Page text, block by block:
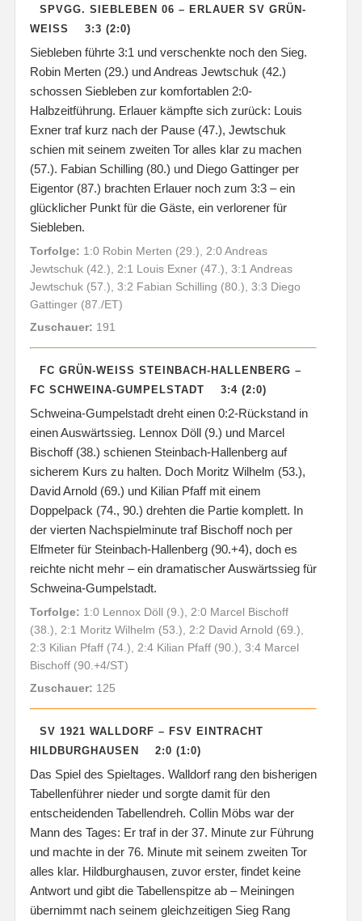
SPVGG. SIEBLEBEN 06 – ERLAUER SV GRÜN-
WEISS 3:3 (2:0)
Siebleben führte 3:1 und verschenkte noch den Sieg.
Robin Merten (29.) und Andreas Jewtschuk (42.)
schossen Siebleben zur komfortablen 2:0-
Halbzeitführung. Erlauer kämpfte sich zurück: Louis
Exner traf kurz nach der Pause (47.), Jewtschuk
schien mit seinem zweiten Tor alles klar zu machen
(57.). Fabian Schilling (80.) und Diego Gattinger per
Eigentor (87.) brachten Erlauer noch zum 3:3 – ein
glücklicher Punkt für die Gäste, ein verlorener für
Siebleben.
Torfolge: 1:0 Robin Merten (29.), 2:0 Andreas
Jewtschuk (42.), 2:1 Louis Exner (47.), 3:1 Andreas
Jewtschuk (57.), 3:2 Fabian Schilling (80.), 3:3 Diego
Gattinger (87./ET)
Zuschauer: 191
FC GRÜN-WEISS STEINBACH-HALLENBERG – F
C SCHWEINA-GUMPELSTADT 3:4 (2:0)
Schweina-Gumpelstadt dreht einen 0:2-Rückstand in
einen Auswärtssieg. Lennox Döll (9.) und Marcel
Bischoff (38.) schienen Steinbach-Hallenberg auf
sicherem Kurs zu halten. Doch Moritz Wilhelm (53.),
David Arnold (69.) und Kilian Pfaff mit einem
Doppelpack (74., 90.) drehten die Partie komplett. In
der vierten Nachspielminute traf Bischoff noch per
Elfmeter für Steinbach-Hallenberg (90.+4), doch es
reichte nicht mehr – ein dramatischer Auswärtssieg für
Schweina-Gumpelstadt.
Torfolge: 1:0 Lennox Döll (9.), 2:0 Marcel Bischoff
(38.), 2:1 Moritz Wilhelm (53.), 2:2 David Arnold (69.),
2:3 Kilian Pfaff (74.), 2:4 Kilian Pfaff (90.), 3:4 Marcel
Bischoff (90.+4/ST)
Zuschauer: 125
SV 1921 WALLDORF – FSV EINTRACHT
HILDBURGHAUSEN 2:0 (1:0)
Das Spiel des Spieltages. Walldorf rang den bisherigen
Tabellenführer nieder und sorgte damit für den
entscheidenden Tabellendreh. Collin Möbs war der
Mann des Tages: Er traf in der 37. Minute zur Führung
und machte in der 76. Minute mit seinem zweiten Tor
alles klar. Hildburghausen, zuvor erster, findet keine
Antwort und gibt die Tabellenspitze ab – Meiningen
übernimmt nach seinem gleichzeitigen Sieg Rang